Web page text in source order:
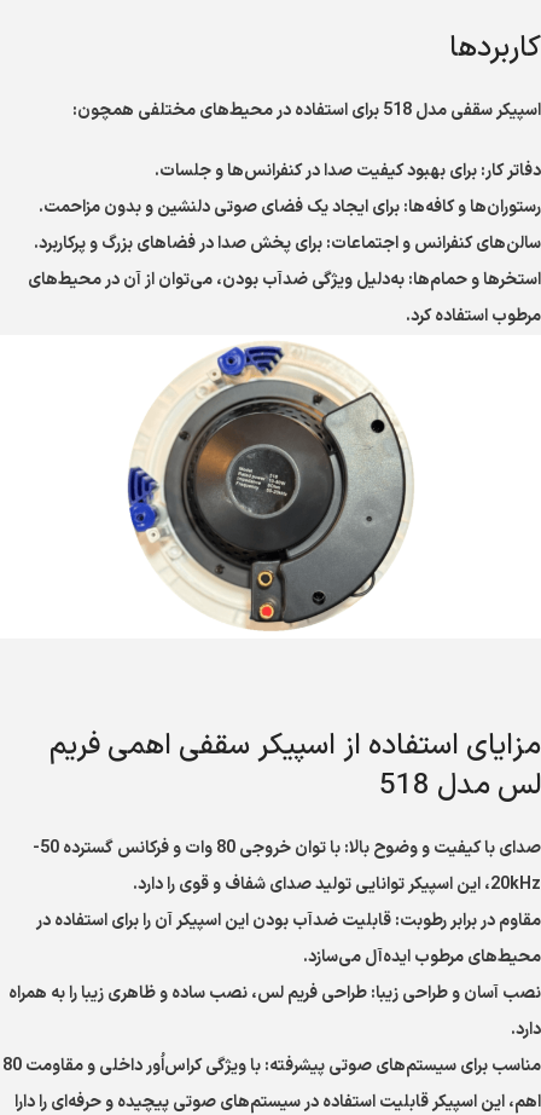
کاربردها
اسپیکر سقفی مدل 518 برای استفاده در محیط‌های مختلفی همچون:
دفاتر کار: برای بهبود کیفیت صدا در کنفرانس‌ها و جلسات.
رستوران‌ها و کافه‌ها: برای ایجاد یک فضای صوتی دلنشین و بدون مزاحمت.
سالن‌های کنفرانس و اجتماعات: برای پخش صدا در فضاهای بزرگ و پرکاربرد.
استخرها و حمام‌ها: به‌دلیل ویژگی ضدآب بودن، می‌توان از آن در محیط‌های
مرطوب استفاده کرد.
مزایای استفاده از اسپیکر سقفی اهمی فریم
لس مدل 518
صدای با کیفیت و وضوح بالا: با توان خروجی 80 وات و فرکانس گسترده 50-
20kHz، این اسپیکر توانایی تولید صدای شفاف و قوی را دارد.
مقاوم در برابر رطوبت: قابلیت ضدآب بودن این اسپیکر آن را برای استفاده در
محیط‌های مرطوب ایده‌آل می‌سازد.
نصب آسان و طراحی زیبا: طراحی فریم لس، نصب ساده و ظاهری زیبا را به همراه
دارد.
مناسب برای سیستم‌های صوتی پیشرفته: با ویژگی کراس‌اُور داخلی و مقاومت 80
اهم، این اسپیکر قابلیت استفاده در سیستم‌های صوتی پیچیده و حرفه‌ای را دارا